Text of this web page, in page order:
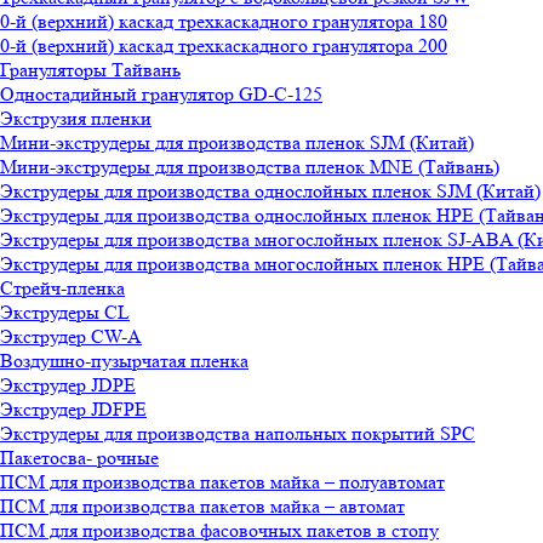
0-й (верхний) каскад трехкаскадного гранулятора 180
0-й (верхний) каскад трехкаскадного гранулятора 200
Грануляторы Тайвань
Одностадийный гранулятор GD-C-125
Экструзия пленки
Мини-экструдеры для производства пленок SJM (Китай)
Мини-экструдеры для производства пленок MNE (Тайвань)
Экструдеры для производства однослойных пленок SJM (Китай)
Экструдеры для производства однослойных пленок HPE
Экструдеры для производства многослойных пленок SJ-ABA
Экструдеры для производства многослойных пленок HPE
Стрейч-пленка
Экструдеры CL
Экструдер CW-A
Воздушно-пузырчатая пленка
Экструдер JDPE
Экструдер JDFPE
Экструдеры для производства напольных покрытий SPC
Пакетосва- рочные
ПСМ для производства пакетов майка – полуавтомат
ПСМ для производства пакетов майка – автомат
ПСМ для производства фасовочных пакетов в стопу